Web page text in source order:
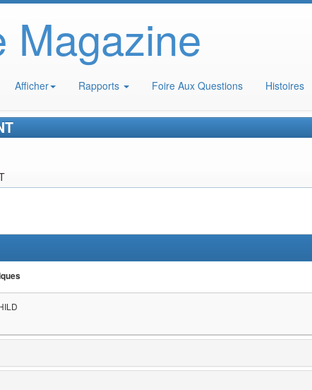
Magazine
Afficher Rapports Foire Aux Questions Histoires